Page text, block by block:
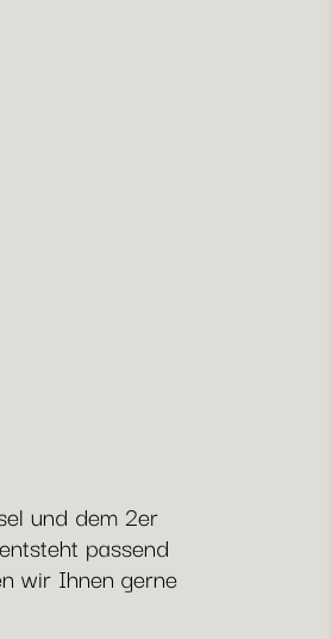
und dem 2er
passend
wir Ihnen gerne